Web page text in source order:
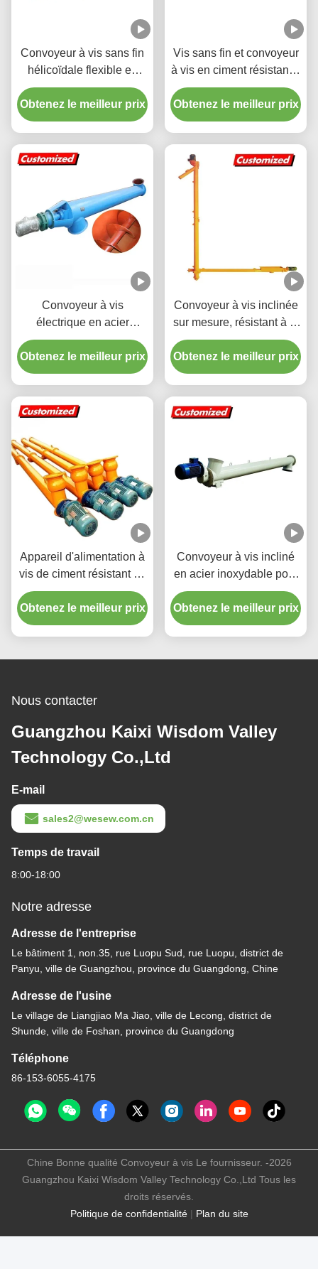
Convoyeur à vis sans fin
hélicoïdale flexible en
acier inoxydable sur
mesure OEM résistant à
la chaleur pour ciment
Obtenez le meilleur prix
Vis sans fin et convoyeur
à vis en ciment résistant à
la chaleur,
personnalisables, pour
applications en centrales
Obtenez le meilleur prix
Convoyeur à vis
électrique en acier
inoxydable résistant à la
chaleur pour le transport
de ciment en silo
Obtenez le meilleur prix
Convoyeur à vis inclinée
sur mesure, résistant à la
chaleur, avec une grande
efficacité de transmission
pour le transport du béton
Obtenez le meilleur prix
Appareil d'alimentation à
vis de ciment résistant au
feu sur mesure pour
l'industrie chimique et le
transport des céréales
Obtenez le meilleur prix
Convoyeur à vis incliné
en acier inoxydable pour
poudre avec dimensions
personnalisées et
conception robuste
Obtenez le meilleur prix
Nous contacter
Guangzhou Kaixi Wisdom Valley
Technology Co.,Ltd
E-mail
sales2@wesew.com.cn
Temps de travail
8:00-18:00
Notre adresse
Adresse de l'entreprise
Le bâtiment 1, non.35, rue Luopu Sud, rue Luopu, district de
Panyu, ville de Guangzhou, province du Guangdong, Chine
Adresse de l'usine
Le village de Liangjiao Ma Jiao, ville de Lecong, district de
Shunde, ville de Foshan, province du Guangdong
Téléphone
86-153-6055-4175
Politique de confidentialité| Plan du site
Chine Bonne qualité Convoyeur à vis Le fournisseur. -2026
Guangzhou Kaixi Wisdom Valley Technology Co.,Ltd Tous les
droits réservés.